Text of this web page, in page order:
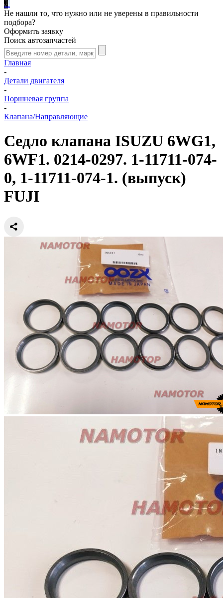
...
Не нашли то, что нужно или не уверены в правильности
подбора?
Оформить заявку
Поиск автозапчастей
Главная
-
Детали двигателя
-
Поршневая группа
-
Клапана/Направляющие
Седло клапана ISUZU 6WG1,
6WF1. 0214-0297. 1-11711-074-
0, 1-11711-074-1. (выпуск)
FUJI